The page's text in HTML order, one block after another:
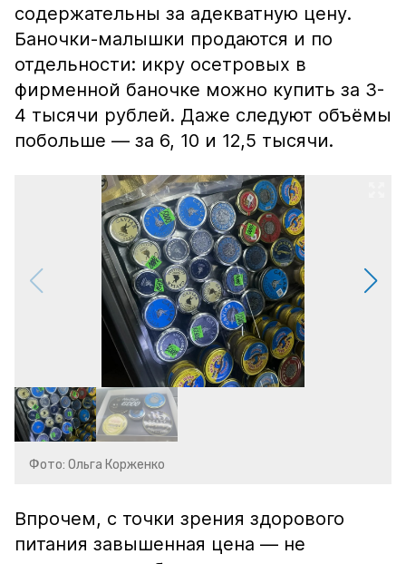
содержательны за адекватную цену.
Баночки-малышки продаются и по
отдельности: икру осетровых в
фирменной баночке можно купить за 3-
4 тысячи рублей. Даже следуют объёмы
побольше — за 6, 10 и 12,5 тысячи.
Фото: Ольга Корженко
Впрочем, с точки зрения здорового
питания завышенная цена — не